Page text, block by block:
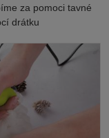
za pomoci tavné
drátku